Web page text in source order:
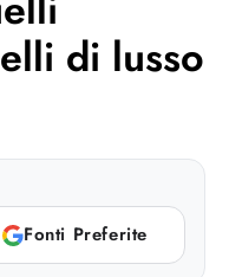
di lusso
Fonti Preferite